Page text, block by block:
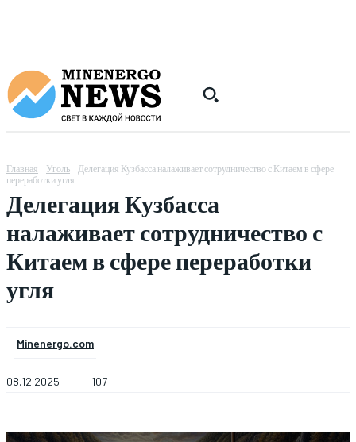
Главная Уголь
Делегация Кузбасса налаживает сотрудничество с Китаем в сфере
переработки угля
Делегация Кузбасса
налаживает сотрудничество с
Китаем в сфере переработки
угля
Minenergo.com
08.12.2025 107